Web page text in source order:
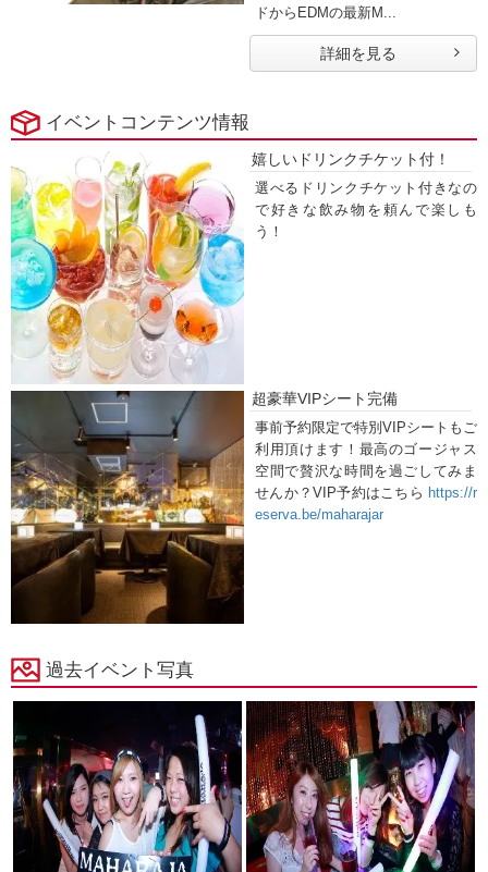
ドからEDMの最新M...
詳細を見る
イベントコンテンツ情報
嬉しいドリンクチケット付！
選べるドリンクチケット付きなの
で好きな飲み物を頼んで楽しも
う！
超豪華VIPシート完備
事前予約限定で特別VIPシートもご
利用頂けます！最高のゴージャス
空間で贅沢な時間を過ごしてみま
せんか？VIP予約はこちら https://r
eserva.be/maharajar
過去イベント写真